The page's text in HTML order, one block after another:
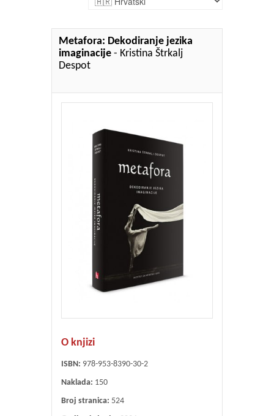
Metafora: Dekodiranje jezika
imaginacije - Kristina Štrkalj
Despot
O knjizi
ISBN: 978-953-8390-30-2
Naklada: 150
Broj stranica: 524